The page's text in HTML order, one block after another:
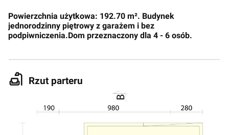
Powierzchnia użytkowa: 192.70 m². Budynek
jednorodzinny piętrowy z garażem i bez
podpiwniczenia.Dom przeznaczony dla 4 - 6 osób.
Rzut parteru